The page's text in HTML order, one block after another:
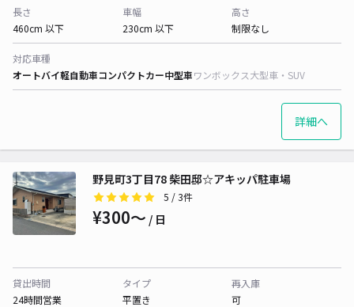
長さ
460cm 以下
車幅
230cm 以下
高さ
制限なし
対応車種
オートバイ軽自動車コンパクトカー中型車ワンボックス大型車・SUV
詳細へ
野見町3丁目78 柴田邸☆アキッパ駐車場
5 / 3件
¥300〜 / 日
貸出時間
24時間営業
タイプ
平置き
再入庫
可